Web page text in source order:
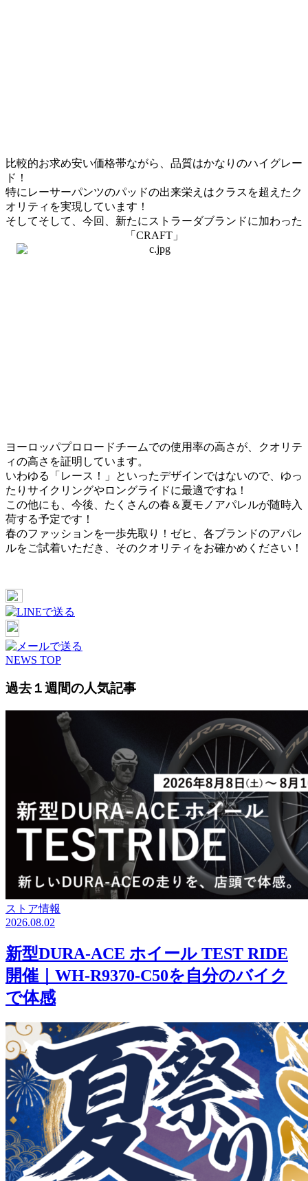
比較的お求め安い価格帯ながら、品質はかなりのハイグレー
ド！
特にレーサーパンツのパッドの出来栄えはクラスを超えたク
オリティを実現しています！
そしてそして、今回、新たにストラーダブランドに加わった
「CRAFT」
ヨーロッパプロロードチームでの使用率の高さが、クオリテ
ィの高さを証明しています。
いわゆる「レース！」といったデザインではないので、ゆっ
たりサイクリングやロングライドに最適ですね！
この他にも、今後、たくさんの春＆夏モノアパレルが随時入
荷する予定です！
春のファッションを一歩先取り！ゼヒ、各ブランドのアパレ
ルをご試着いただき、そのクオリティをお確かめください！
NEWS TOP
過去１週間の人気記事
ストア情報
2026.08.02
新型DURA-ACE ホイール TEST RIDE
開催｜WH-R9370-C50を自分のバイク
で体感